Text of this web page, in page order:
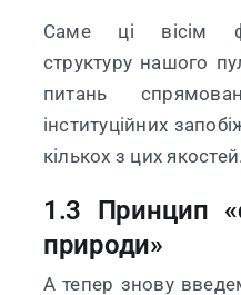
Саме ці вісім
структуру нашого
питань
інституційних
кількох з цих якостей.
1.3 Принцип
природи»
А тепер знову